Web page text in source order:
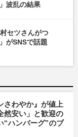
波乱の結果
セツさんがつ
がSNSで話題
さわやか』が値上
然安い」と歓迎の
“ハンバーグ”のブ